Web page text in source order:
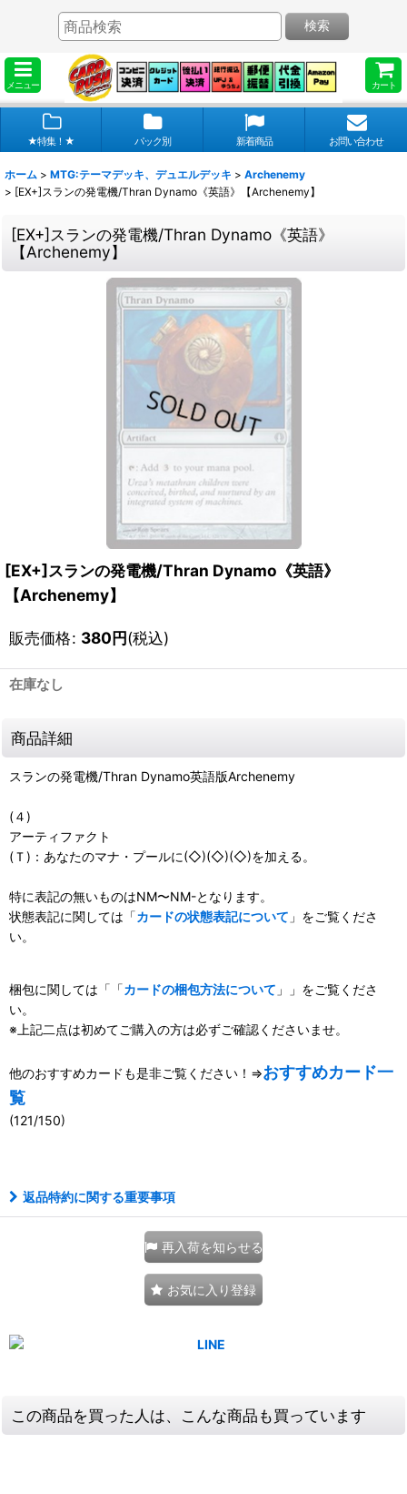
メニュー カート
検索
★特集！★ パック別 新着商品 お問い合わせ
ホーム > MTG:テーマデッキ、デュエルデッキ > Archenemy
> [EX+]スランの発電機/Thran Dynamo《英語》【Archenemy】
[EX+]スランの発電機/Thran Dynamo《英語》
【Archenemy】
[EX+]スランの発電機/Thran Dynamo《英語》
【Archenemy】
販売価格: 380円(税込)
在庫なし
商品詳細
スランの発電機/Thran Dynamo英語版Archenemy
(４)
アーティファクト
(Ｔ)：あなたのマナ・プールに(◇)(◇)(◇)を加える。
特に表記の無いものはNM〜NM-となります。
状態表記に関しては「カードの状態表記について 」をご覧くださ
い。
梱包に関しては「「カードの梱包方法について 」」をご覧くださ
い。
※上記二点は初めてご購入の方は必ずご確認くださいませ。
他のおすすめカードも是非ご覧ください！⇒おすすめカード一
覧
(121/150)
返品特約に関する重要事項
再入荷を知らせる
お気に入り登録
この商品を買った人は、こんな商品も買っています